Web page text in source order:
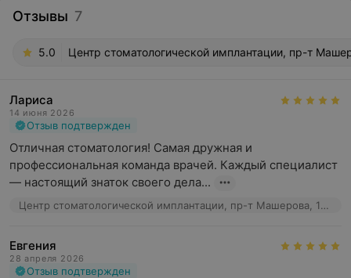
Отзывы 7
5.0 Центр стоматологической имплантации, пр-т
Лариса
14 июня 2026
Отзыв подтвержден
Отличная стоматология! Самая дружная и
профессиональная команда врачей. Каждый специалист
— настоящий знаток своего дела...
Центр стоматологической имплантации, пр-т Машерова, 17к2
Евгения
28 апреля 2026
Отзыв подтвержден